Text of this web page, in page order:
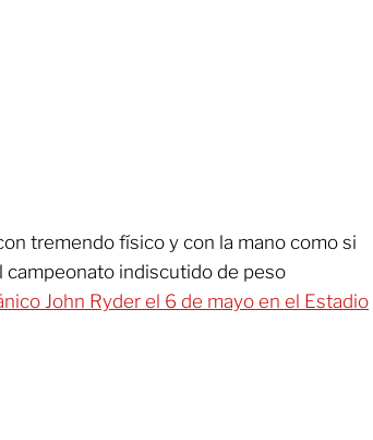
tremendo físico y con la mano como si
campeonato indiscutido de peso
John Ryder el 6 de mayo en el Estadio